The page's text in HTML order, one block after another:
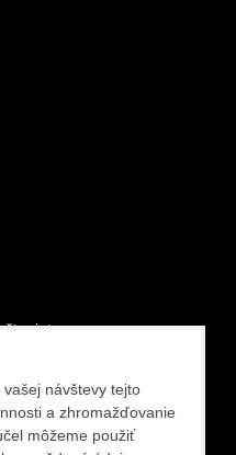
šteniat
návštevy tejto
a zhromažďovanie
môžeme použiť